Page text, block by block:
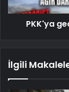
PKK'ya
İlgili